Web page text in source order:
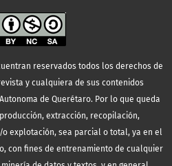
reservados todos los derechos de
y cualquiera de sus contenidos
de Querétaro. Por lo que queda
extracción, recopilación,
explotación, sea parcial o total, ya en el
con fines de entrenamiento de cualquier